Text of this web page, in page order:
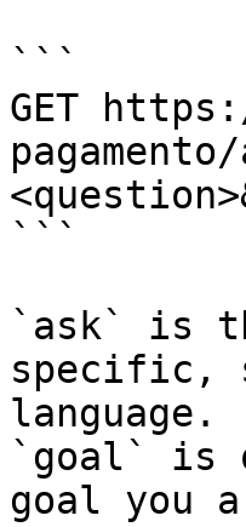
```
GET
```
`ask` is
specific,
language.
`goal` is
goal you